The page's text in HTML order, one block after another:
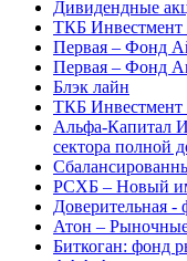
Дивидендные
ТКБ
Первая – Фонд
Первая – Фонд
Блэк лайн
ТКБ Инвестмент
Альфа-Капитал
сектора полной
РСХБ – Новый
Доверительная -
Атон –
Биткоган: фонд